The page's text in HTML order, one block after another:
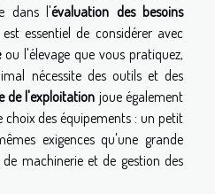
dans l'évaluation des besoins
essentiel de considérer avec
ou l'élevage que vous pratiquez,
nécessite des outils et des
de l'exploitation joue également
des équipements : un petit
exigences qu'une grande
machinerie et de gestion des